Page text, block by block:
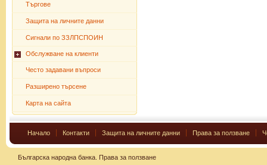
Търгове
Защита на личните данни
Сигнали по ЗЗЛПСПОИН
Обслужване на клиенти
Често задавани въпроси
Разширено търсене
Карта на сайта
Начало Контакти Защита на личните данни Права за ползване
Българска народна банка. Права за ползване